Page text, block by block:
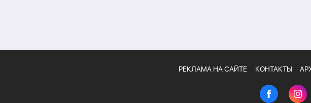
РЕКЛАМА НА САЙТЕ КОНТАКТЫ